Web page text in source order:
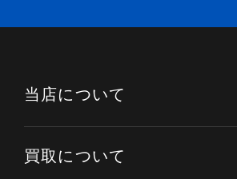
当店について
買取について